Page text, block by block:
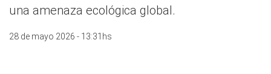
una amenaza ecológica global.
28 de mayo 2026 - 13:31hs